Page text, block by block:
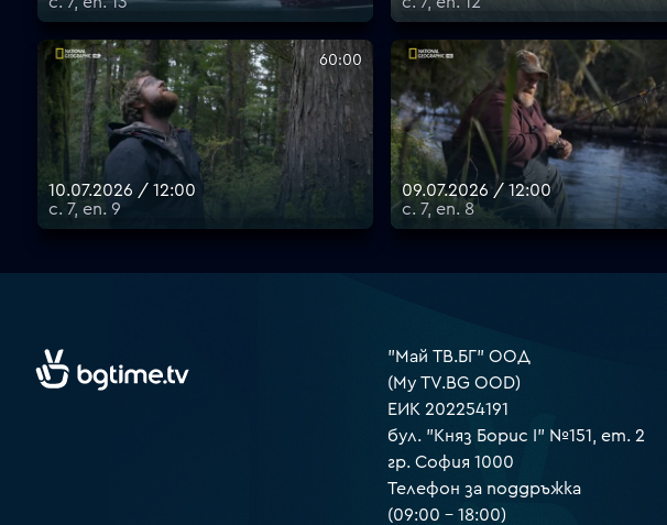
60:00
10.07.2026 / 12:00
с. 7, еп. 9
09.07.2026 / 12:00
с. 7, еп. 8
"Май ТВ.БГ" ООД
(My TV.BG OOD)
ЕИК 202254191
бул. "Княз Борис I" №151, ет. 2
гр. София 1000
Телефон за поддръжка
(09:00 – 18:00)